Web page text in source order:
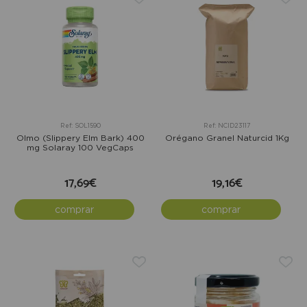
Ref: SOL1590
Olmo (Slippery Elm Bark) 400
mg Solaray 100 VegCaps
17,69€
comprar
Ref: NCID23117
Orégano Granel Naturcid 1Kg
19,16€
comprar